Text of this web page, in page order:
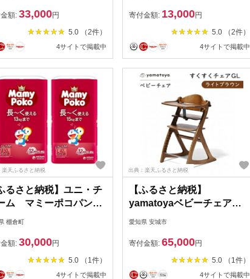
額: 33,000円
5.0 （2件）
4サイトで掲載中
寄付金額: 13,000円
5.0 （2件）
4サイトで掲載中
楽天ふるさと納税
るさと納税】ユニ・チ
ム マミーポコパンツ
棚倉町
額: 30,000円
5.0 （1件）
4サイトで掲載中
出典：楽天ふるさと納税
【ふるさと納税】
yamatoyaベビーチェア
すくすくチェアGL ライト
愛知県 安城市
寄付金額:65,000円
5.0 （1件）
4サイトで掲載中